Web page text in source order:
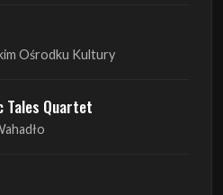
Ośrodku Kultury
Tales Quartet